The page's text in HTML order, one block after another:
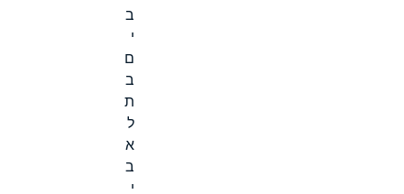
ב
י
ם
ב
ת
ל
א
ב
י